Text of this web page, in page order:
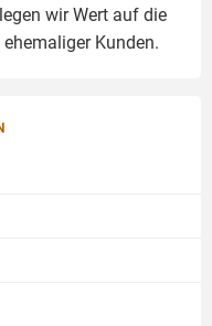
wir Wert auf die
Kunden.